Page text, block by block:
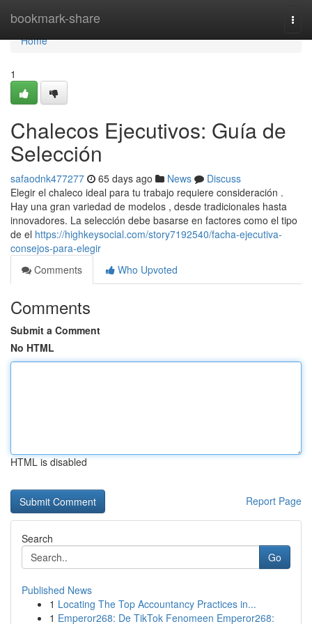
bookmark-share
Home
Home
1
Chalecos Ejecutivos: Guía de
Selección
safaodnk477277 65 days ago News
Discuss
Elegir el chaleco ideal para tu trabajo requiere consideración .
Hay una gran variedad de modelos , desde tradicionales hasta
innovadores. La selección debe basarse en factores como el tipo
de el https://highkeysocial.com/story7192540/facha-ejecutiva-
consejos-para-elegir
Comments
Who Upvoted
Comments
Submit a Comment
No HTML
HTML is disabled
Report Page
Search
Go
Published News
1 Locating The Top Accountancy Practices in...
1 Emperor268: De TikTok Fenomeen Emperor268: